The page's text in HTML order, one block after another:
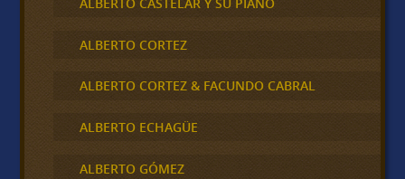
ALBERTO CORTEZ
ALBERTO CORTEZ & FACUNDO CABRAL
ALBERTO ECHAGÜE
ALBERTO GÓMEZ